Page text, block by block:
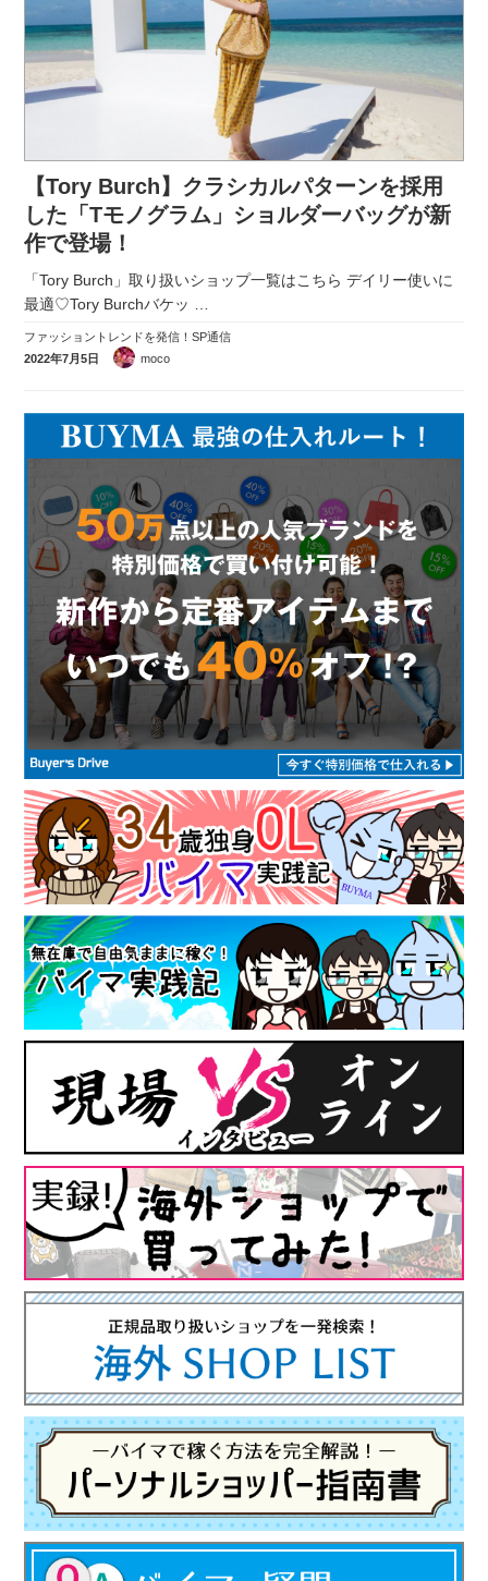
【Tory Burch】クラシカルパターンを採用
した「Tモノグラム」ショルダーバッグが新
作で登場！
「Tory Burch」取り扱いショップ一覧はこちら デイリー使いに
最適♡Tory Burchバケッ
ファッショントレンドを発信！SP通信
2022年7月5日
moco